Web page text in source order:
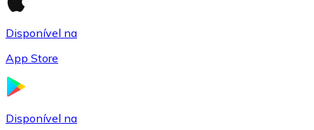
Disponível na
App Store
Disponível na